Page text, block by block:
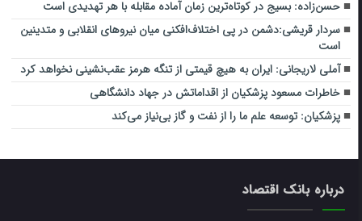
حسن‌زاده: بسیج در کوتاه‌ترین زمان آماده مقابله با هر تهدیدی است
سردار قریشی:دشمن در پی اختلاف‌افکنی میان نیروهای انقلابی و متدینین
است
آملی‌ لاریجانی: ایران به هیچ قیمتی از تنگه هرمز عقب‌نشینی نخواهد کرد
خاطرات مسعود پزشکیان از اقداماتش در جهاد دانشگاهی
پزشکیان: توسعه علم ما را از نفت و گاز بی‌نیاز می‌کند
درباره بانک اقتصاد